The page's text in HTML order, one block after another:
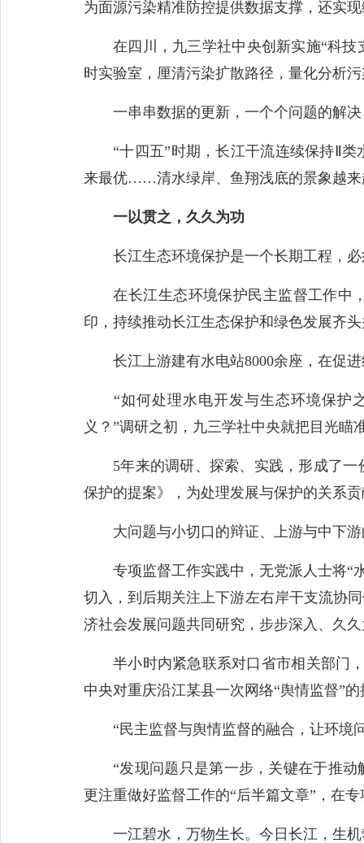
为面源污染精准防控提供数据支撑，还实
在四川，九三学社中央创新实施“科技
时实验室，厘清污染扩散路径，量化分析
一串串数据的更新，一个个问题的解
“十四五”时期，长江干流连续保持Ⅱ类
来最优……清水绿岸、鱼翔浅底的景象越来
一以贯之，久久为功
长江生态环境保护是一个长期工程，必
在长江生态环境保护民主监督工作中，
印，持续推动长江生态保护和绿色发展齐
长江上游建有水电站8000余座，在促进
“如何处理水电开发与生态环境保护之
义？”调研之初，九三学社中央就把目光瞄
5年来的调研、探索、实践，形成了一
保护的提案》，为处理发展与保护的关系
大问题与小切口的辩证、上游与中下游
专项监督工作实践中，无党派人士将“水
切入，到后期关注上下游左右岸干支流协
济社会发展问题共同研究，步步深入、久
半小时内紧急联系对口省市相关部门，
中央对重庆沿江某县一次网络“舆情监督”
“民主监督与舆情监督的融合，让环境问
“发现问题只是第一步，关键在于推动
更注重做好监督工作的“后半篇文章”，在
一江碧水，万物生长。今日长江，生机